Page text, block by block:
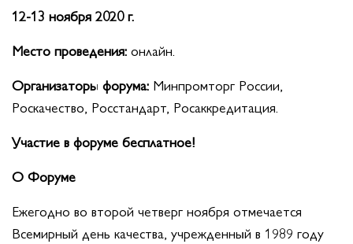
12-13 ноября 2020 г.
Место проведения: онлайн.
Организаторы форума: Минпромторг России,
Роскачество, Росстандарт, Росаккредитация.
Участие в форуме бесплатное!
О Форуме
Ежегодно во второй четверг ноября отмечается
Всемирный день качества, учрежденный в 1989 году